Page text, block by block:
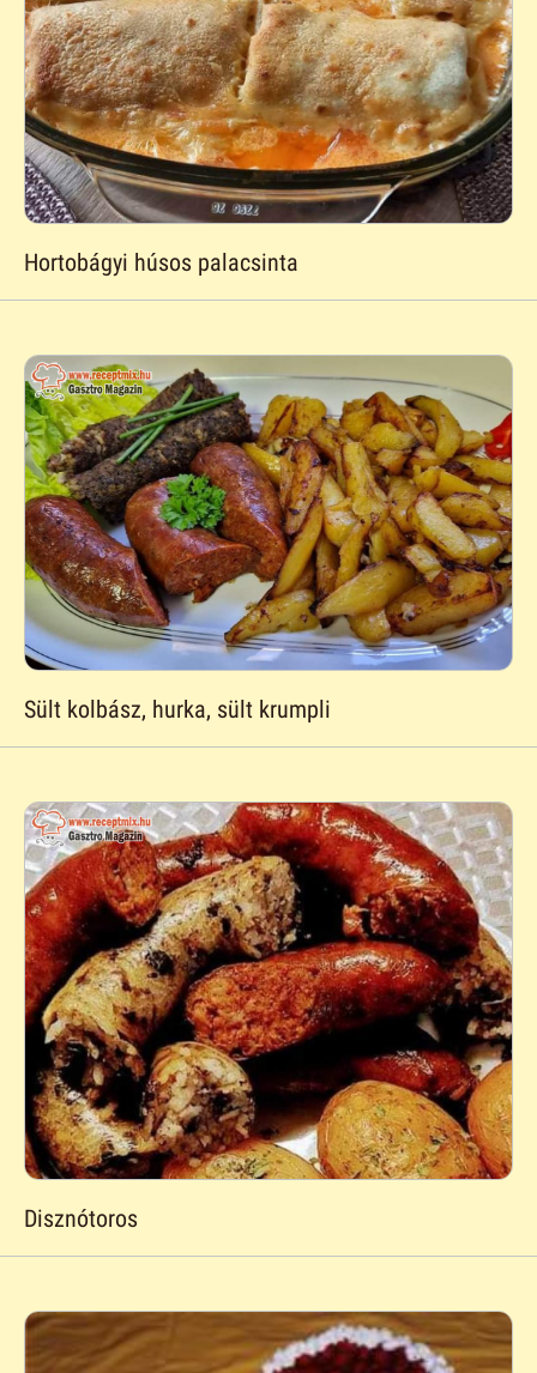
Hortobágyi húsos palacsinta
Sült kolbász, hurka, sült krumpli
Disznótoros